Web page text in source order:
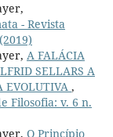
- Revista
A FALÁCIA
SELLARS A
EVOLUTIVA ,
Filosofia: v. 6 n.
O Princípio